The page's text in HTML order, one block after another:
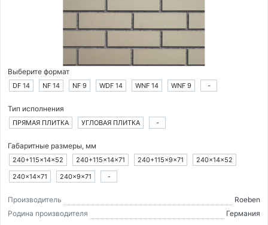
Выберите формат
DF 14 NF 14 NF 9 WDF 14 WNF 14 WNF 9 -
Тип исполнения
ПРЯМАЯ ПЛИТКА УГЛОВАЯ ПЛИТКА -
Габаритные размеры, мм
240+115×14×52 240+115×14×71 240+115×9×71
240×14×52
240×14×71
240×9×71 -
Производитель
Roeben
Родина производителя
Германия